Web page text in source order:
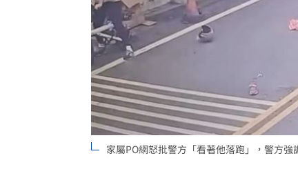
家屬PO網怒批警方「看著他落跑」，警方強